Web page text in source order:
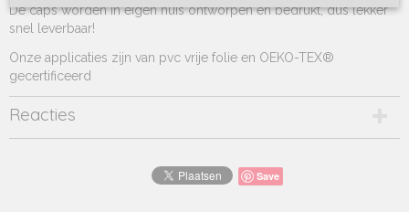
De caps worden in eigen huis ontworpen en bedrukt, dus lekker
snel leverbaar!
Onze applicaties zijn van pvc vrije folie en OEKO-TEX®
gecertificeerd
Reacties
Save